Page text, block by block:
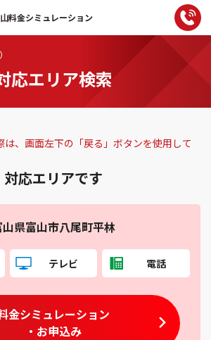
料金シミュレーション
応エリア検索
は、画面左下の「戻る」ボタンを使用して
対応エリアです
山県富山市八尾町平林
テレビ 電話
金シミュレーション
・お申込み